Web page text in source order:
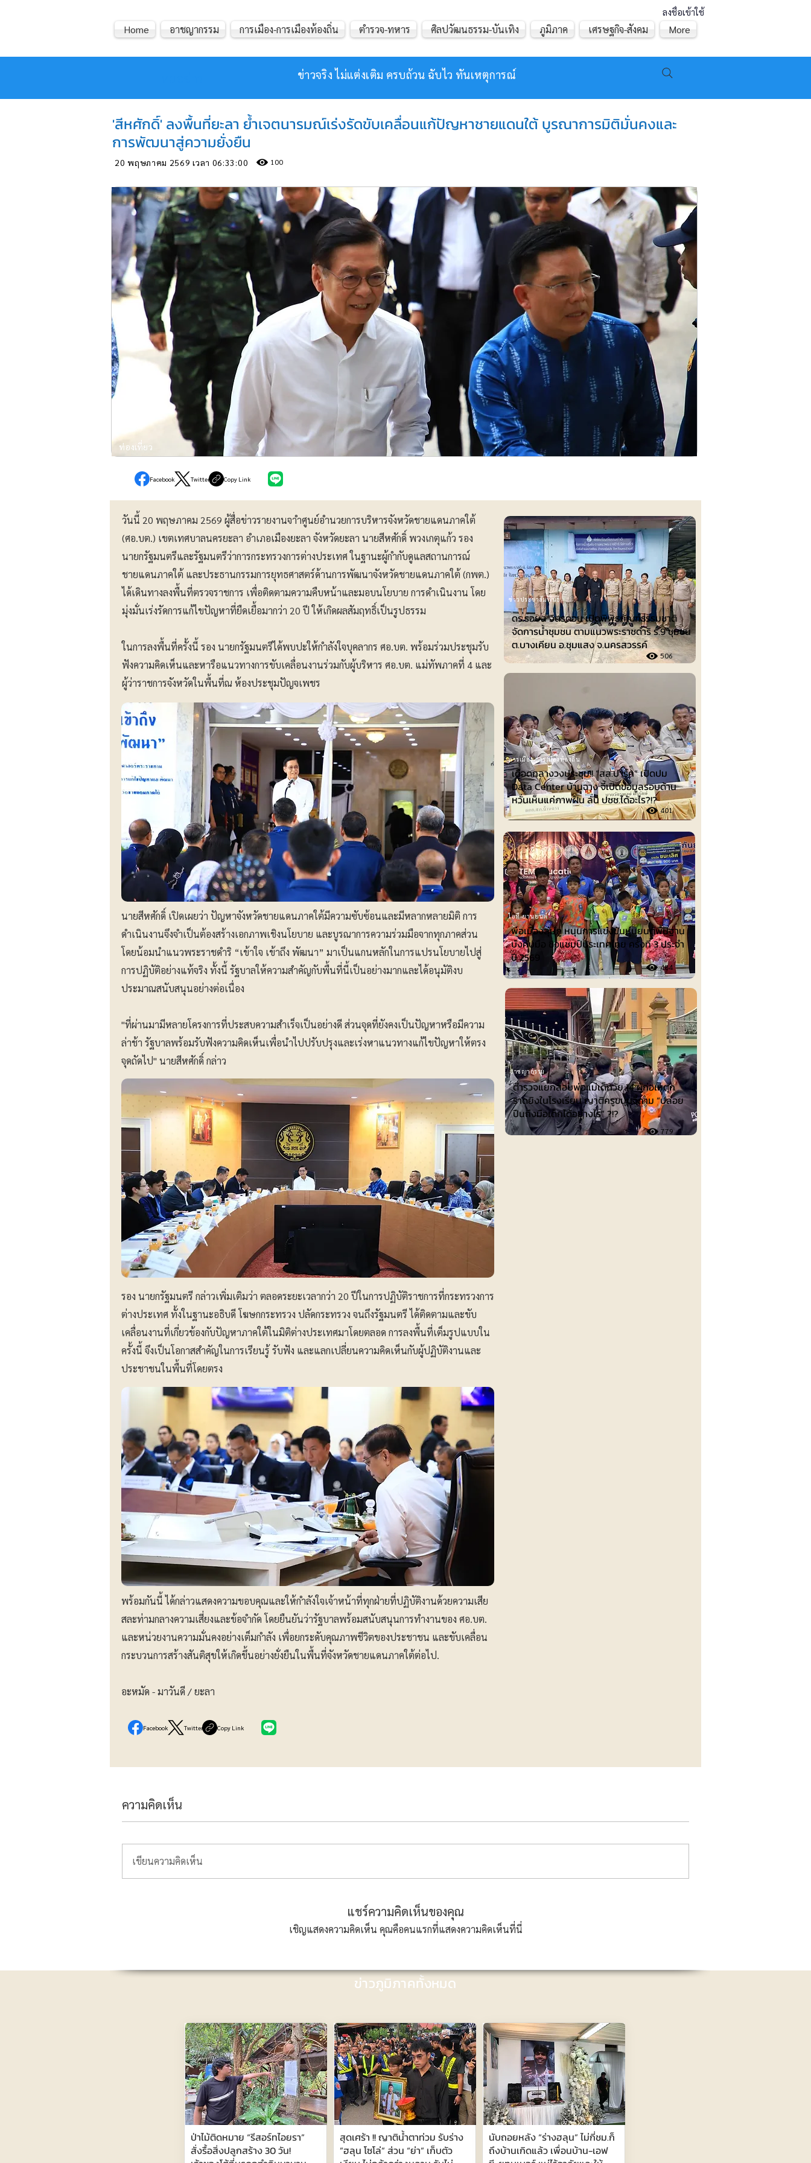
ลงชื่อเข้าใช้
ข่าวจริง ไม่แต่งเติม ครบถ้วน ฉับไว ทันเหตุการณ์
Home อาชญากรรม การเมือง-การเมืองท้องถิ่น ตำรวจ-ทหาร ศิลปวัฒนธรรม-บันเทิง ภูมิภาค เศรษฐกิจ-สังคม More
'สีหศักดิ์' ลงพื้นที่ยะลา ย้ำเจตนารมณ์เร่งรัดขับเคลื่อนแก้ปัญหาชายแดนใต้ บูรณาการมิติมั่นคงและ
การพัฒนาสู่ความยั่งยืน
20 พฤษภาคม 2569 เวลา 06:33:00 100
ท่องเที่ยว
Facebook Twitter Copy Link
วันนี้ 20 พฤษภาคม 2569 ผู้สื่อข่าวรายงานจาำศูนย์อำนวยการบริหารจังหวัดชายแดนภาคใต้
(ศอ.บต.) เขตเทศบาลนครยะลา อำเภอเมืองยะลา จังหวัดยะลา นายสีหศักดิ์ พวงเกตุแก้ว รอง
นายกรัฐมนตรีและรัฐมนตรีว่าการกระทรวงการต่างประเทศ ในฐานะผู้กำกับดูแลสถานการณ์
ชายแดนภาคใต้ และประธานกรรมการยุทธศาสตร์ด้านการพัฒนาจังหวัดชายแดนภาคใต้ (กพต.)
ได้เดินทางลงพื้นที่ตรวจราชการ เพื่อติดตามความคืบหน้าและมอบนโยบาย การดำเนินงาน โดย
มุ่งมั่นเร่งรัดการแก้ไขปัญหาที่ยืดเยื้อมากว่า 20 ปี ให้เกิดผลสัมฤทธิ์เป็นรูปธรรม
ในการลงพื้นที่ครั้งนี้ รอง นายกรัฐมนตรีได้พบปะให้กำลังใจบุคลากร ศอ.บต. พร้อมร่วมประชุมรับ
ฟังความคิดเห็นและหารือแนวทางการขับเคลื่อนงานร่วมกับผู้บริหาร ศอ.บต. แม่ทัพภาคที่ 4 และ
ผู้ว่าราชการจังหวัดในพื้นที่ณ ห้องประชุมปัญจเพชร
นายสีหศักดิ์ เปิดเผยว่า ปัญหาจังหวัดชายแดนภาคใต้มีความซับซ้อนและมีหลากหลายมิติ การ
ดำเนินงานจึงจำเป็นต้องสร้างเอกภาพเชิงนโยบาย และบูรณาการความร่วมมือจากทุกภาคส่วน
โดยน้อมนำแนวพระราชดำริ “เข้าใจ เข้าถึง พัฒนา” มาเป็นแกนหลักในการแปรนโยบายไปสู่
การปฏิบัติอย่างแท้จริง ทั้งนี้ รัฐบาลให้ความสำคัญกับพื้นที่นี้เป็นอย่างมากและได้อนุมัติงบ
ประมาณสนับสนุนอย่างต่อเนื่อง
"ที่ผ่านมามีหลายโครงการที่ประสบความสำเร็จเป็นอย่างดี ส่วนจุดที่ยังคงเป็นปัญหาหรือมีความ
ล่าช้า รัฐบาลพร้อมรับฟังความคิดเห็นเพื่อนำไปปรับปรุงและเร่งหาแนวทางแก้ไขปัญหาให้ตรง
จุดถัดไป" นายสีหศักดิ์ กล่าว
รอง นายกรัฐมนตรี กล่าวเพิ่มเติมว่า ตลอดระยะเวลากว่า 20 ปีในการปฏิบัติราชการที่กระทรวงการ
ต่างประเทศ ทั้งในฐานะอธิบดี โฆษกกระทรวง ปลัดกระทรวง จนถึงรัฐมนตรี ได้ติดตามและขับ
เคลื่อนงานที่เกี่ยวข้องกับปัญหาภาคใต้ในมิติต่างประเทศมาโดยตลอด การลงพื้นที่เต็มรูปแบบใน
ครั้งนี้ จึงเป็นโอกาสสำคัญในการเรียนรู้ รับฟัง และแลกเปลี่ยนความคิดเห็นกับผู้ปฏิบัติงานและ
ประชาชนในพื้นที่โดยตรง
พร้อมกันนี้ ได้กล่าวแสดงความขอบคุณและให้กำลังใจเจ้าหน้าที่ทุกฝ่ายที่ปฏิบัติงานด้วยความเสีย
สละท่ามกลางความเสี่ยงและข้อจำกัด โดยยืนยันว่ารัฐบาลพร้อมสนับสนุนการทำงานของ ศอ.บต.
และหน่วยงานความมั่นคงอย่างเต็มกำลัง เพื่อยกระดับคุณภาพชีวิตของประชาชน และขับเคลื่อน
กระบวนการสร้างสันติสุขให้เกิดขึ้นอย่างยั่งยืนในพื้นที่จังหวัดชายแดนภาคใต้ต่อไป.
อะหมัด - มาวันดี / ยะลา
Facebook Twitter Copy Link
ดร.รอยล จิตรดอน เปิดพิพิธภัณฑ์ธรรมชาติ
จัดการน้ำชุมชน ตามแนวพระราชดำริ ร.9 ชุมชน
ต.บางเคียน อ.ชุมแสง จ.นครสวรรค์
506
ข่าวประชาสัมพันธ์
เดือดกลางวงประชุม!! “สส.ปาร์ค” เปิดปม
Data Center บ้านฉาง จี้เปิดข้อมูลรอบด้าน
หวั่นเห็นแค่ภาพฝัน ลั่น ปชช.ได้อะไร?!?
401
ตำรวจแยกสอบพ่อแม่เด็กวัย 14 ผู้ก่อเหตุก
ราดยิงในโรงเรียน ญาติครูขนุนจี้ถาม “ปล่อย
ปืนถึงมือเด็กได้อย่างไร” ?!?
อาชญากรรม
การเมือง-การเมืองท้องถิ่น
ไอที-ยานยนต์
พ่อเมืองลุ่มภู หนุนการแข่งขันหุ่นยนต์พื้นฐาน
บังคับมือ ชิงแชมป์ประเทศไทย ครั้งที่ 3 ประจำ
ปี 2569
484
779
ความคิดเห็น
เขียนความคิดเห็น
แชร์ความคิดเห็นของคุณ
เชิญแสดงความคิดเห็น คุณคือคนแรกที่แสดงความคิดเห็นที่นี่
ข่าวภูมิภาคทั้งหมด
ป่าไม้ติดหมาย “รีสอร์ทไอยรา”
สั่งรื้อสิ่งปลูกสร้าง 30 วัน!
สุดเศร้า !! ญาติน้ำตาท่วม รับร่าง
”ฮลุน โซโล่” ส่วน “ย่า” เก็บตัว
นับถอยหลัง “ร่างฮลุน” ไม่กี่ชม.ก็
ถึงบ้านเกิดแล้ว เพื่อนบ้าน-เอฟ